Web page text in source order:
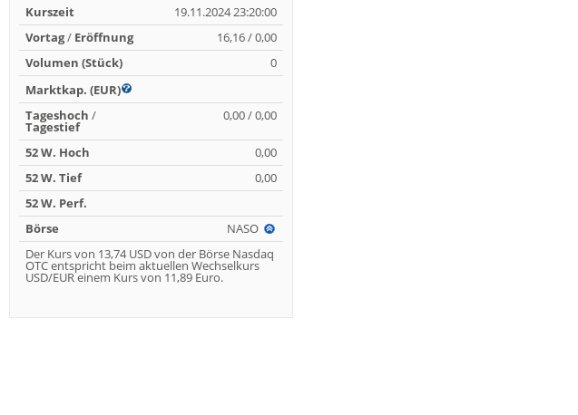
Kurszeit
19.11.2024 23:20:00
Vortag/ Eröffnung
16,16 / 0,00
Volumen (Stück)
0
Marktkap. (EUR)
Tageshoch /
Tagestief
0,00 / 0,00
52 W. Hoch
0,00
52 W. Tief
0,00
52 W. Perf.
Börse
NASO
Der Kurs von 13,74 USD von der Börse Nasdaq
OTC entspricht beim aktuellen Wechselkurs
USD/EUR einem Kurs von 11,89 Euro.